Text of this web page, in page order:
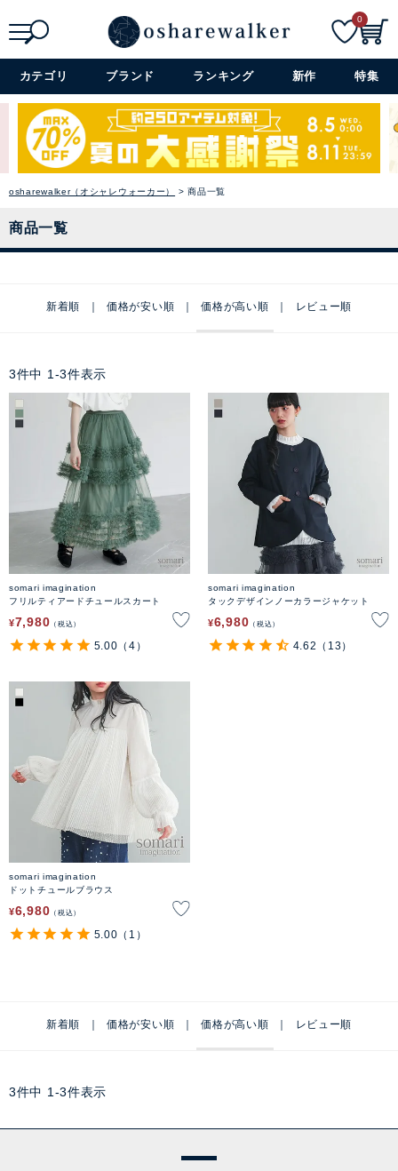
詳細検索+
0
カテゴリ ブランド ランキング 新作 特集
osharewalker（オシャレウォーカー） 商品一覧
商品一覧
新着順 価格が安い順 価格が高い順 レビュー順
3件中 1 -3件表示
somari imagination
フリルティアードチュールスカート
¥7,980 税込
5.00 （4）
somari imagination
タックデザインノーカラージャケット
¥6,980 税込
4.62 （13）
somari imagination
ドットチュールブラウス
¥6,980 税込
5.00 （1）
新着順 価格が安い順 価格が高い順 レビュー順
3件中 1 -3件表示